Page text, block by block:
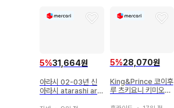
5%31,664원
아라시 02-03년 신
아라시 atarashi ara
5%28,070원
King&Prince 코이후
루 츠키요니 키미오모